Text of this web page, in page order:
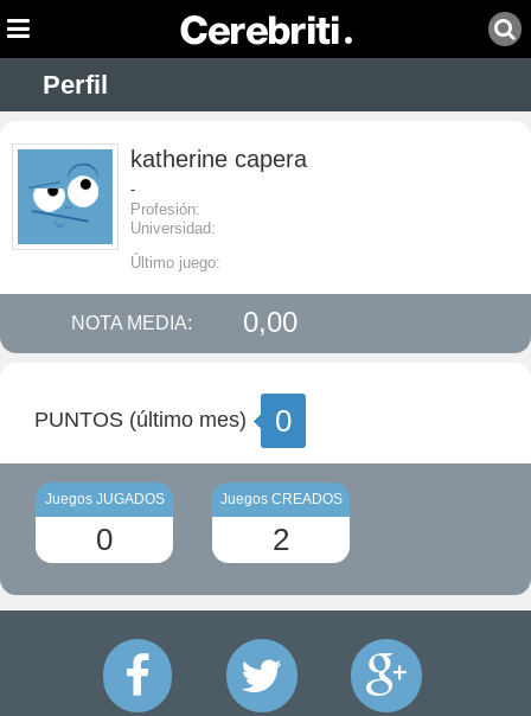
Perfil
katherine capera
-
Profesión:
Universidad:
Último juego:
NOTA MEDIA: 0,00
PUNTOS (último mes) 0
Juegos JUGADOS
0
Juegos CREADOS
2